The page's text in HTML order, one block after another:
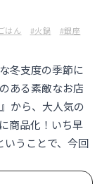
はん #火鍋 #銀座
冬支度の季節に
ある素敵なお店
から、大人気の
商品化！いち早
いうことで、今回